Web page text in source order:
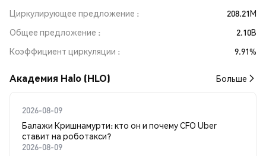
Циркулирующее предложение
208.21M
Общее предложение
2.10B
Коэффициент циркуляции
9.91%
Академия Halo (HLO) Больше
2026-08-09
Балажи Кришнамурти: кто он и почему CFO Uber
ставит на роботакси?
2026-08-09